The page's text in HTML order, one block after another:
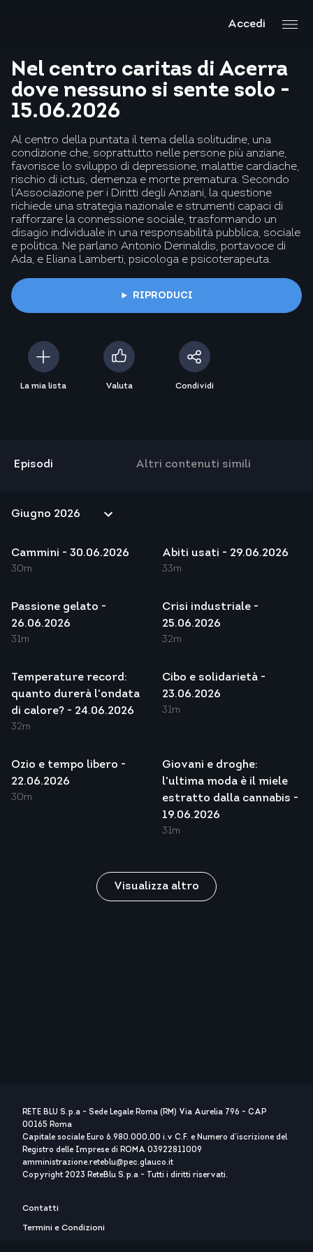
Accedi
Nel centro caritas di Acerra
dove nessuno si sente solo -
15.06.2026
Al centro della puntata il tema della solitudine, una
condizione che, soprattutto nelle persone più anziane,
favorisce lo sviluppo di depressione, malattie cardiache,
rischio di ictus, demenza e morte prematura. Secondo
l’Associazione per i Diritti degli Anziani, la questione
richiede una strategia nazionale e strumenti capaci di
rafforzare la connessione sociale, trasformando un
disagio individuale in una responsabilità pubblica, sociale
e politica. Ne parlano Antonio Derinaldis, portavoce di
Ada, e Eliana Lamberti, psicologa e psicoterapeuta.
RIPRODUCI
La mia lista Valuta Condividi
Episodi Altri contenuti simili
Cammini - 30.06.2026
30m
Abiti usati - 29.06.2026
33m
Passione gelato -
26.06.2026
31m
Crisi industriale -
25.06.2026
32m
Temperature record:
quanto durerà l'ondata
di calore? - 24.06.2026
32m
Cibo e solidarietà -
23.06.2026
31m
Ozio e tempo libero -
22.06.2026
30m
Giovani e droghe:
l'ultima moda è il miele
estratto dalla cannabis -
19.06.2026
31m
Visualizza altro
RETE BLU S.p.a - Sede Legale Roma (RM) Via Aurelia 796 - CAP
00165 Roma
Capitale sociale Euro 6.980.000,00 i.v C.F. e Numero d’iscrizione del
Registro delle Imprese di ROMA 03922811009
amministrazione.reteblu@pec.glauco.it
Copyright 2023 ReteBlu S.p.a - Tutti i diritti riservati.
Contatti
Termini e Condizioni